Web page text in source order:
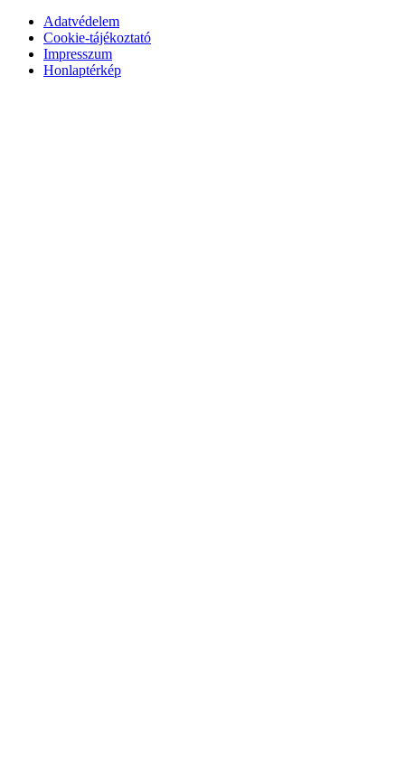
Adatvédelem
Cookie-tájékoztató
Impresszum
Honlaptérkép